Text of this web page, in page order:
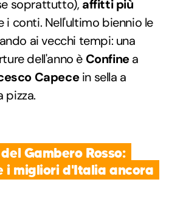
soprattutto), affitti più
i conti. Nell'ultimo biennio le
ai vecchi tempi: una
dell'anno è Confinea
Capecein sella a
pizza.
Gambero Rosso:
i migliori d'Italia ancora